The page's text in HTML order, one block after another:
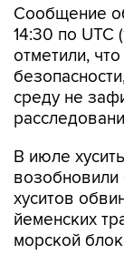
отметили,
среду не
В июле
хуситов
йеменских
морской
сообщали об
танкеров, а